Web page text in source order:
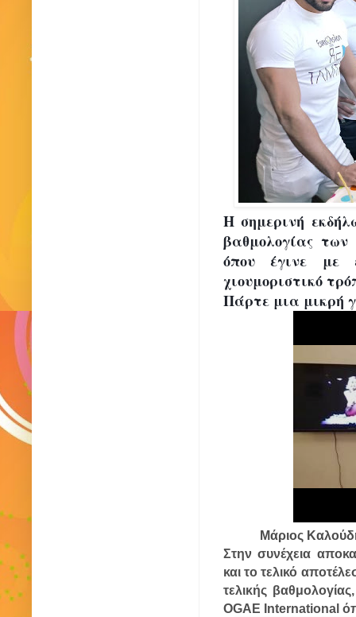
Η σημερινή
βαθμολογίας των
όπου έγινε με
χιουμοριστικό
Πάρτε μια μικρή
Μάριος
Στην συνέχεια
και το τελικό
τελικής
OGAE International